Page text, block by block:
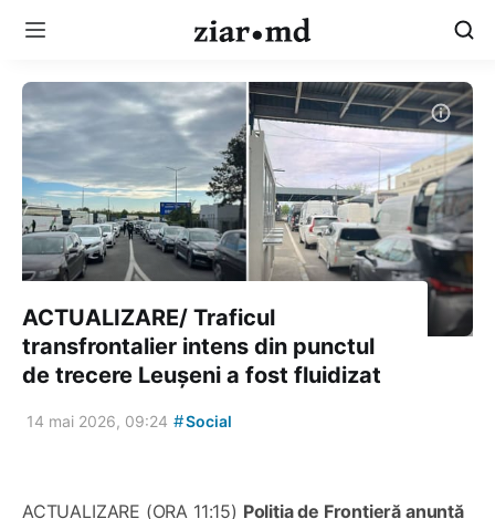
ACTUALIZARE/ Traficul
transfrontalier intens din punctul
de trecere Leușeni a fost fluidizat
14 mai 2026, 09:24 #Social
ACTUALIZARE (ORA 11:15) Poliția de Frontieră anunță